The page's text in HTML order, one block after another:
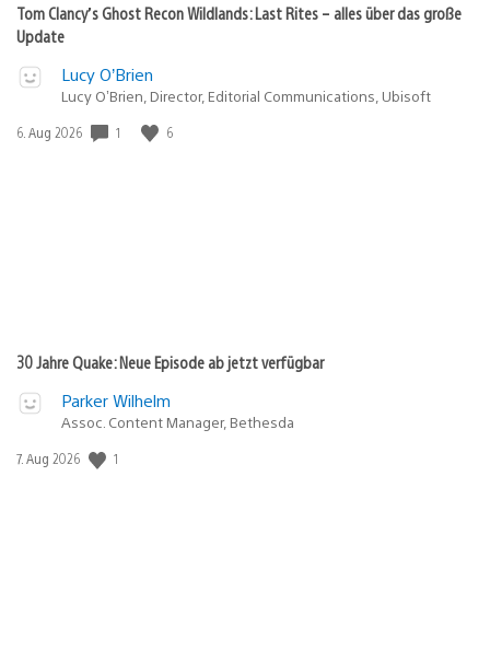
Tom Clancy’s Ghost Recon Wildlands: Last Rites – alles über das große
Update
Lucy O’Brien
Lucy O’Brien, Director, Editorial Communications, Ubisoft
Veröffentlichungsdatum:
6. Aug 2026 1 6
30 Jahre Quake: Neue Episode ab jetzt verfügbar
Parker Wilhelm
Assoc. Content Manager, Bethesda
Veröffentlichungsdatum:
7. Aug 2026 1